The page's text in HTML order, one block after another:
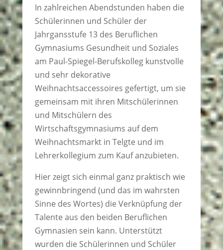
In zahlreichen Abendstunden haben die
Schülerinnen und Schüler der
Jahrgansstufe 13 des Beruflichen
Gymnasiums Gesundheit und Soziales
am Paul-Spiegel-Berufskolleg kunstvolle
und sehr dekorative
Weihnachtsaccessoires gefertigt, um sie
gemeinsam mit ihren Mitschülerinnen
und Mitschülern des
Wirtschaftsgymnasiums auf dem
Weihnachtsmarkt in Telgte und im
Lehrerkollegium zum Kauf anzubieten.
Hier zeigt sich einmal ganz praktisch wie
gewinnbringend (und das im wahrsten
Sinne des Wortes) die Verknüpfung der
Talente aus den beiden Beruflichen
Gymnasien sein kann. Unterstützt
wurden die Schülerinnen und Schüler